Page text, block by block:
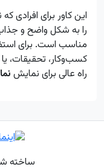
این کاور برای افرادی که
را به شکل واضح و
مناسب است. برای
کسب‌وکار، تحقیقات،
راه عالی برای نمایش
ساخته